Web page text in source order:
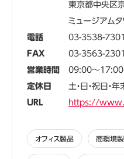
東京都中央区
ミュージアム
電話
03-3538-7301
FAX
03-3563-2301
営業時間
09:00～17:00
定休日
土・日・祝日・
URL
https://
オフィス製品 商環境